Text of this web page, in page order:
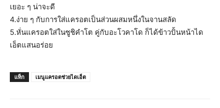
เยอะ ๆ น่าจะดี
4.ง่าย ๆ กับการใส่แครอตเป็นส่วนผสมหนึ่งในจานสลัด
5.หั่นแครอตใส่ในซูชิคำโต คู่กับอะโวคาโด ก็ได้ข้าวปั้นหน้าได
เอ็ตแสนอร่อย
แท็ก เมนูแครอตช่วยไดเอ็ต